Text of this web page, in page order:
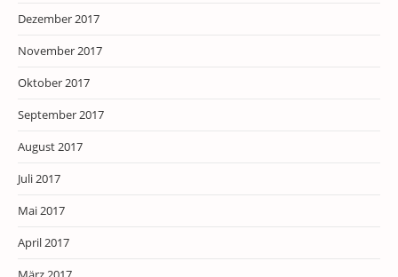
Dezember 2017
November 2017
Oktober 2017
September 2017
August 2017
Juli 2017
Mai 2017
April 2017